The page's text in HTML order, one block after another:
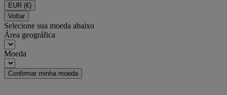
EUR (€)
Voltar
Selecione sua moeda abaixo
Área geográfica
Moeda
Confirmar minha moeda